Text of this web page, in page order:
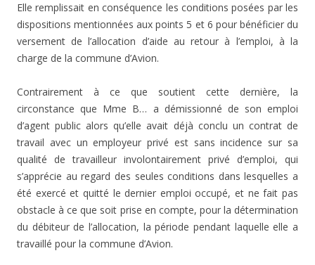
Elle remplissait en conséquence les conditions posées par les
dispositions mentionnées aux points 5 et 6 pour bénéficier du
versement de l’allocation d’aide au retour à l’emploi, à la
charge de la commune d’Avion.
Contrairement à ce que soutient cette dernière, la
circonstance que Mme B… a démissionné de son emploi
d’agent public alors qu’elle avait déjà conclu un contrat de
travail avec un employeur privé est sans incidence sur sa
qualité de travailleur involontairement privé d’emploi, qui
s’apprécie au regard des seules conditions dans lesquelles a
été exercé et quitté le dernier emploi occupé, et ne fait pas
obstacle à ce que soit prise en compte, pour la détermination
du débiteur de l’allocation, la période pendant laquelle elle a
travaillé pour la commune d’Avion.